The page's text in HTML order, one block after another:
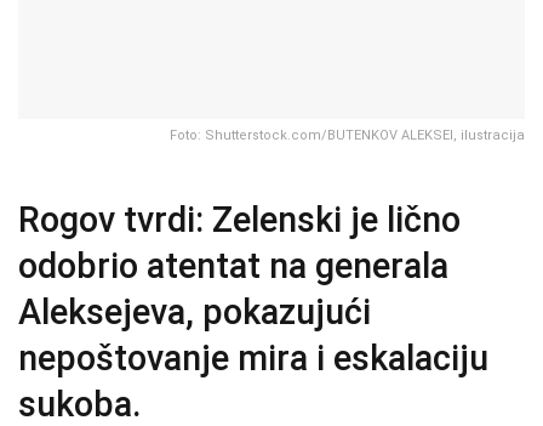
Foto: Shutterstock.com/BUTENKOV ALEKSEI, ilustracija
Rogov tvrdi: Zelenski je lično
odobrio atentat na generala
Aleksejeva, pokazujući
nepoštovanje mira i eskalaciju
sukoba.